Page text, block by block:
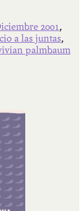
2001,
a las juntas,
palmbaum